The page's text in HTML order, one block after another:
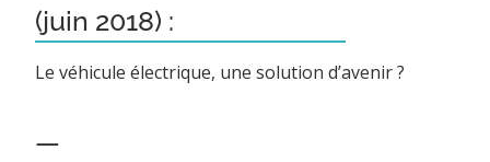
(juin 2018) :
Le véhicule électrique, une solution d’avenir ?
—